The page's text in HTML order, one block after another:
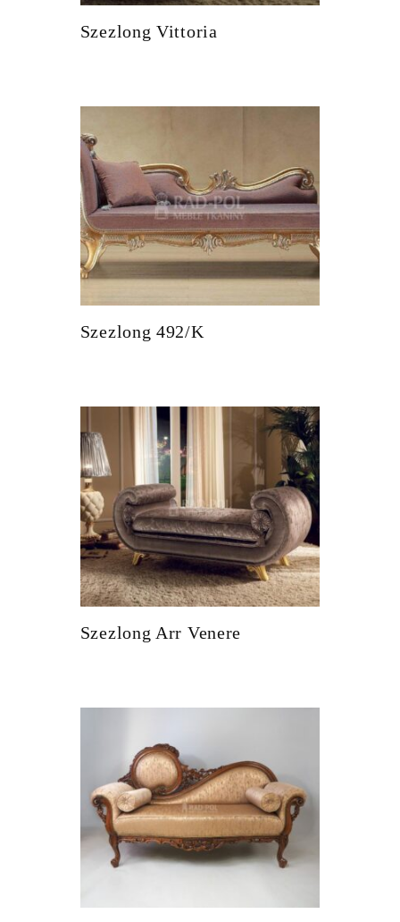
Szezlong Vittoria
Szezlong 492/K
Szezlong Arr Venere